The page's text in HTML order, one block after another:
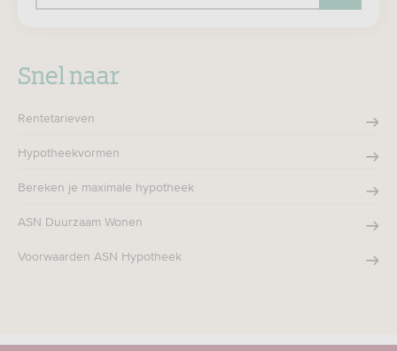
Snel naar
Rentetarieven
Hypotheekvormen
Bereken je maximale hypotheek
ASN Duurzaam Wonen
Voorwaarden ASN Hypotheek